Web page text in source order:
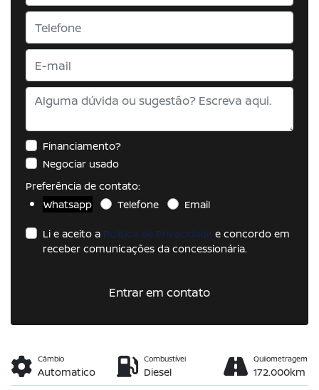
Financiamento?
Negociar usado
Preferência de contato:
Whatsapp
Telefone Email
Li e aceito a Política de Privacidade e concordo em
receber comunicações da concessionária.
Entrar em contato
Câmbio
Automatico
Combustível
Diesel
Quilometragem
172.000km